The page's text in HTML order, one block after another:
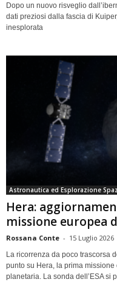
Dopo un nuovo risveglio
dati preziosi dalla fascia di
inesplorata
Astronautica ed Esplorazione
Hera:
missione europea
Rossana Conte - 15 Luglio 2026
La ricorrenza da poco trascorsa
punto su Hera, la prima
planetaria. La sonda dell’ESA si